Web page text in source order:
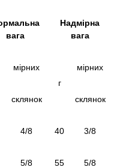
вага
Надмірна
вага
мірних
г
мірних
склянок склянок
4/8 40 3/8
5/8 55 5/8